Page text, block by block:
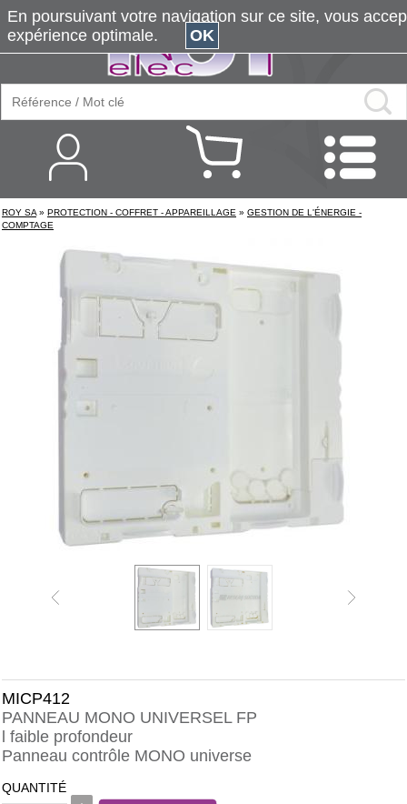
ROY SA » PROTECTION - COFFRET - APPAREILLAGE » GESTION DE L'ÉNERGIE -
COMPTAGE
MICP412
PANNEAU MONO UNIVERSEL FP
l faible profondeur
Panneau contrôle MONO universe
QUANTITÉ
En poursuivant votre navigation sur ce site, vous
expérience optimale.
OK